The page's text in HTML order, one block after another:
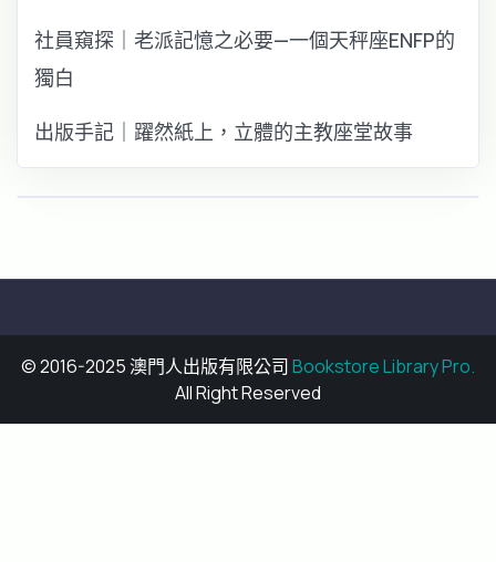
社員窺探｜老派記憶之必要—一個天秤座ENFP的
獨白
出版手記｜躍然紙上，立體的主教座堂故事
© 2016-2025 澳門人出版有限公司Bookstore Library Pro.
All Right Reserved